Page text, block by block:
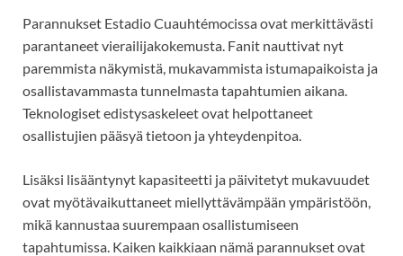
Parannukset Estadio Cuauhtémocissa ovat merkittävästi
parantaneet vierailijakokemusta. Fanit nauttivat nyt
paremmista näkymistä, mukavammista istumapaikoista ja
osallistavammasta tunnelmasta tapahtumien aikana.
Teknologiset edistysaskeleet ovat helpottaneet
osallistujien pääsyä tietoon ja yhteydenpitoa.
Lisäksi lisääntynyt kapasiteetti ja päivitetyt mukavuudet
ovat myötävaikuttaneet miellyttävämpään ympäristöön,
mikä kannustaa suurempaan osallistumiseen
tapahtumissa. Kaiken kaikkiaan nämä parannukset ovat